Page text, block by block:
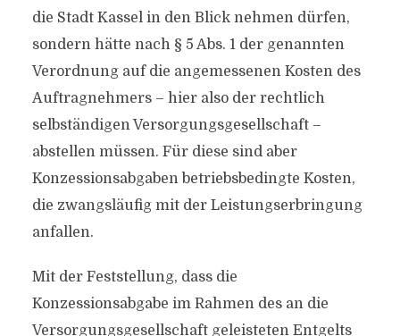
die Stadt Kassel in den Blick nehmen dürfen,
sondern hätte nach § 5 Abs. 1 der genannten
Verordnung auf die angemessenen Kosten des
Auftragnehmers – hier also der rechtlich
selbständigen Versorgungsgesellschaft –
abstellen müssen. Für diese sind aber
Konzessionsabgaben betriebsbedingte Kosten,
die zwangsläufig mit der Leistungserbringung
anfallen.
Mit der Feststellung, dass die
Konzessionsabgabe im Rahmen des an die
Versorgungsgesellschaft geleisteten Entgelts